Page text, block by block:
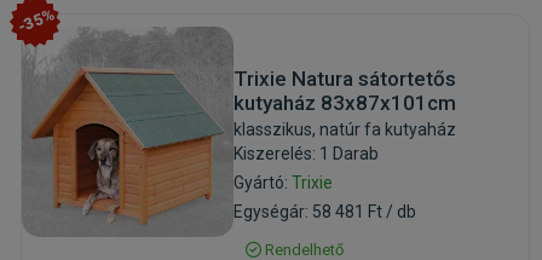
-35%
Trixie Natura sátortetős
kutyaház 83x87x101cm
klasszikus, natúr fa kutyaház
Kiszerelés: 1 Darab
Gyártó: Trixie
Egységár: 58 481 Ft / db
Rendelhető